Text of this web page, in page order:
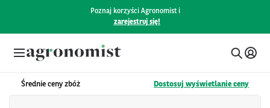
Poznaj korzyści Agronomist i
zarejestruj się!
Średnie ceny zbóż Dostosuj wyświetlanie ceny